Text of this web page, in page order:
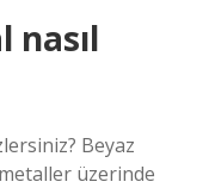
Beyaz
üzerinde